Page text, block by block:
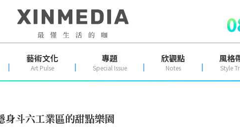
藝術文化
Art Pulse
專題
Special Issue
欣觀點
Notes
風格
Style
身斗六工業區的甜點樂園